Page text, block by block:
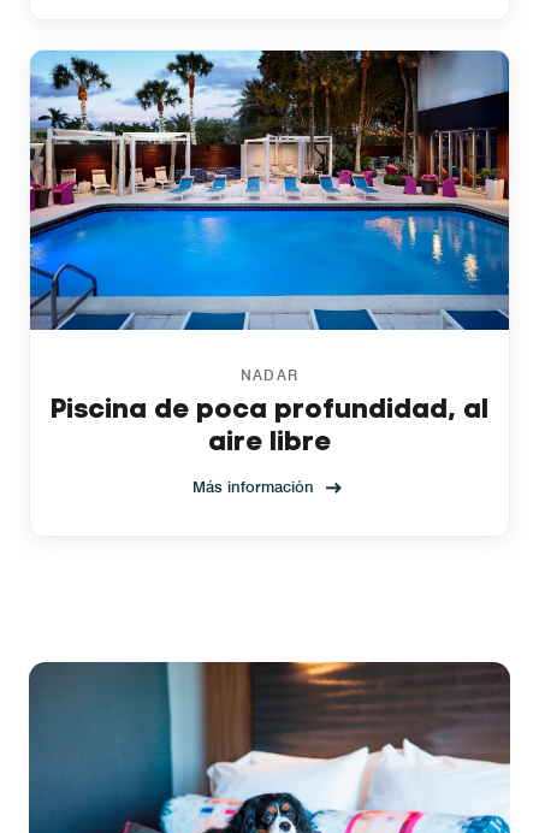
NADAR
Piscina de poca profundidad, al
aire libre
Más información